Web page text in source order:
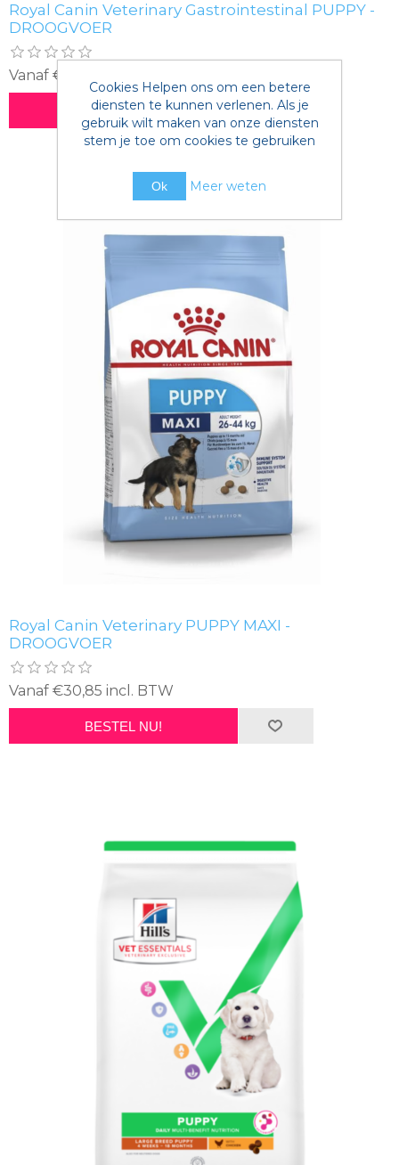
Royal Canin Veterinary Gastrointestinal PUPPY -
DROOGVOER
Vanaf €26,75 incl. BTW
BESTEL NU!
Royal Canin Veterinary PUPPY MAXI -
DROOGVOER
Vanaf €30,85 incl. BTW
BESTEL NU!
Cookies Helpen ons om een betere
diensten te kunnen verlenen. Als je
gebruik wilt maken van onze diensten
stem je toe om cookies te gebruiken
Ok Meer weten